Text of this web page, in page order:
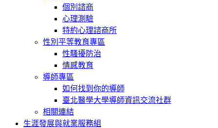
個別諮商
心理測驗
特約心理諮商所
性別平等教育專區
性騷擾防治
情感教育
導師專區
如何找到你的導師
臺北醫學大學導師資訊交流社群
相關連結
生涯發展與就業服務組